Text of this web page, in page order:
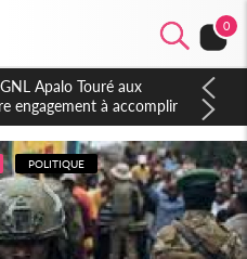
0
constitutionnelle en
un exclu d'avance
POLITIQUE